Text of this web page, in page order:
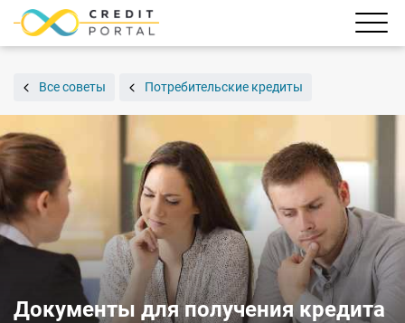
Все советы Потребительские кредиты
Документы для получения кредита